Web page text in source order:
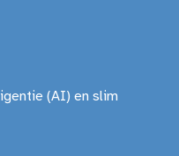
(AI) en slim